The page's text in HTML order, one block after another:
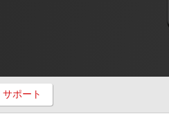
サポート